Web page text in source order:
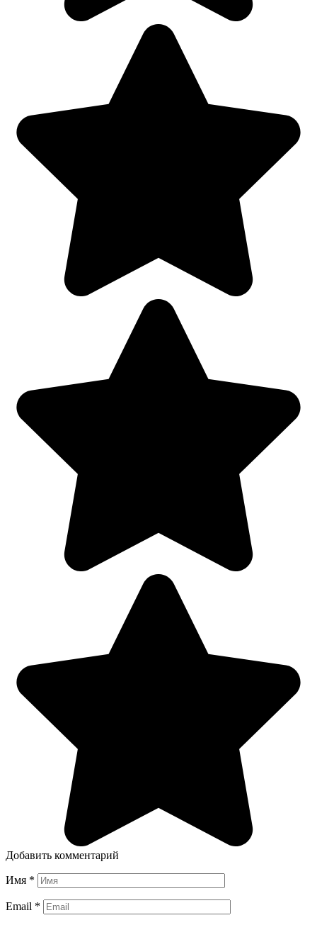
Добавить комментарий
Имя *
Email *